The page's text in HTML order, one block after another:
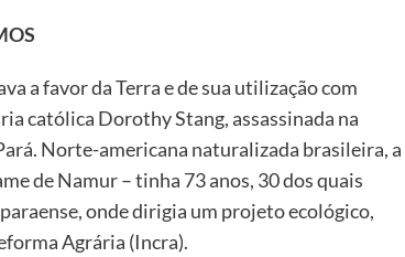
a favor da Terra e de sua utilização com
católica Dorothy Stang, assassinada na
Norte-americana naturalizada brasileira, a
de Namur – tinha 73 anos, 30 dos quais
onde dirigia um projeto ecológico,
Agrária (Incra).